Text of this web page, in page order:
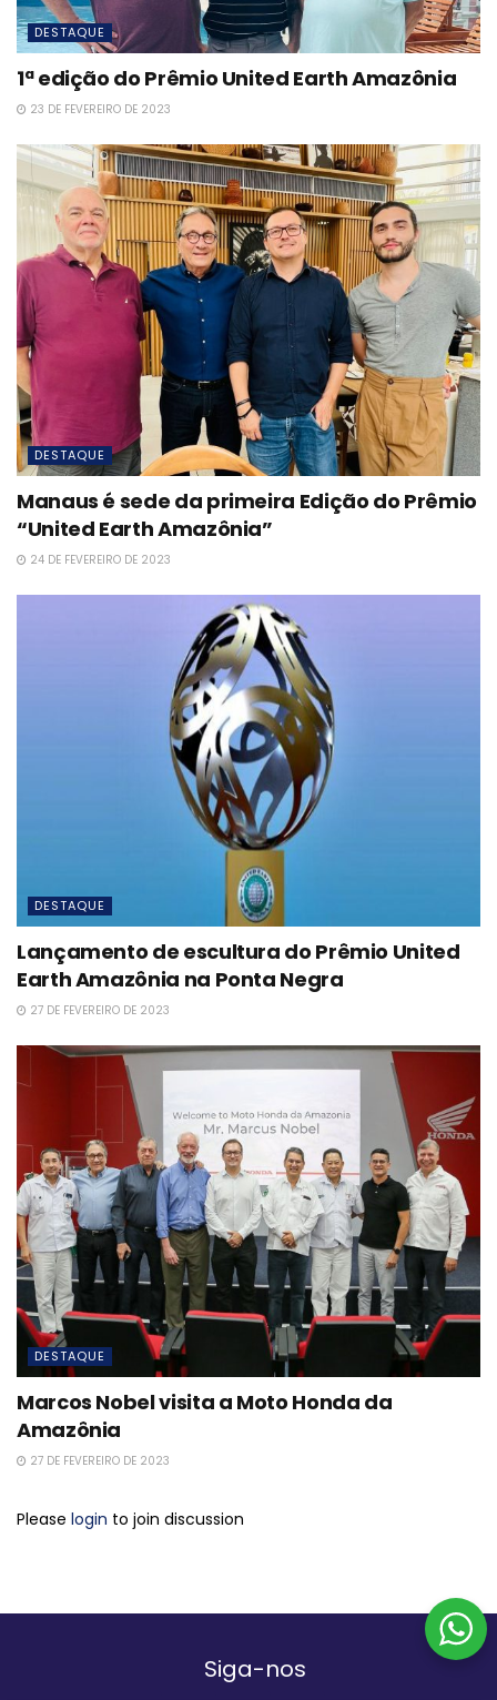
DESTAQUE
1ª edição do Prêmio United Earth Amazônia
23 DE FEVEREIRO DE 2023
DESTAQUE
Manaus é sede da primeira Edição do Prêmio
“United Earth Amazônia”
24 DE FEVEREIRO DE 2023
DESTAQUE
Lançamento de escultura do Prêmio United
Earth Amazônia na Ponta Negra
27 DE FEVEREIRO DE 2023
DESTAQUE
Marcos Nobel visita a Moto Honda da
Amazônia
27 DE FEVEREIRO DE 2023
Please login to join discussion
Siga-nos